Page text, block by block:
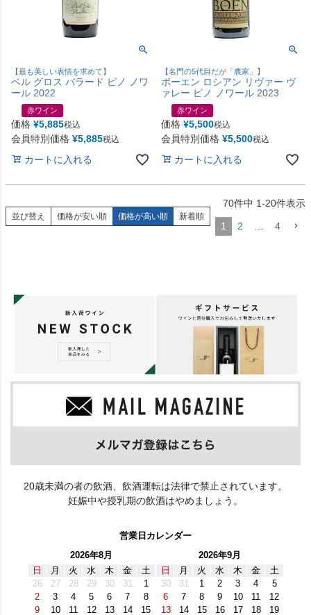
【最も美しい表情を求めて】
ベル グロス バラード ピノ ノワ
ール 2022
赤ワイン
価格 ¥5,885税込
会員特別価格 ¥5,885税込
カートに入れる
【名門の5代目だが「農家」】
ボーエン ロシアン リヴァー ヴ
ァレー ピノ ノワール 2023
赤ワイン
価格 ¥5,500税込
会員特別価格 ¥5,500税込
カートに入れる
並び替え 価格が安い順 価格が高い順 新着順
70件中 1-20件表示
1 2 4
20歳未満の者の飲酒、飲酒運転は法律で禁止されています。
妊娠中や授乳期の飲酒はやめましょう。
営業日カレンダー
2026年8月
日
月 火 水 木 金
土
26
27 28 29 30 31
1
2
3 4 5 6 7
8
9
10 11 12 13 14 15
2026年9月
日
月 火 水 木 金
土
30
31 1 2 3 4
5
6
7 8 9 10 11
12
13
14 15 16 17 18 19